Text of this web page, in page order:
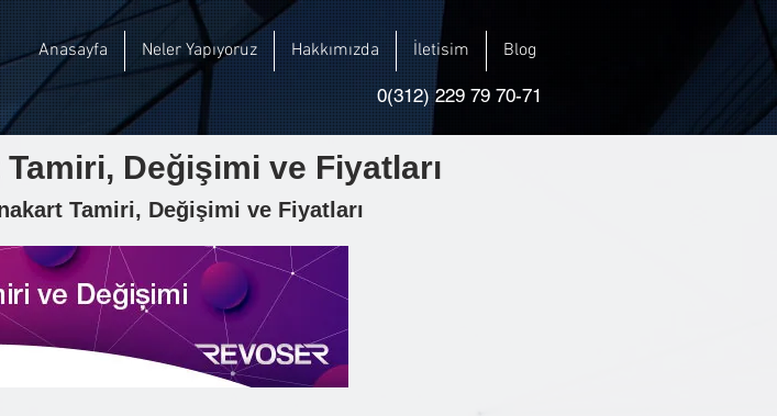
Anasayfa Neler Yapıyoruz Hakkımızda İletisim Blog
0(312) 229 79 70-71
Değişimi ve Fiyatları
Tamiri, Değişimi ve Fiyatları